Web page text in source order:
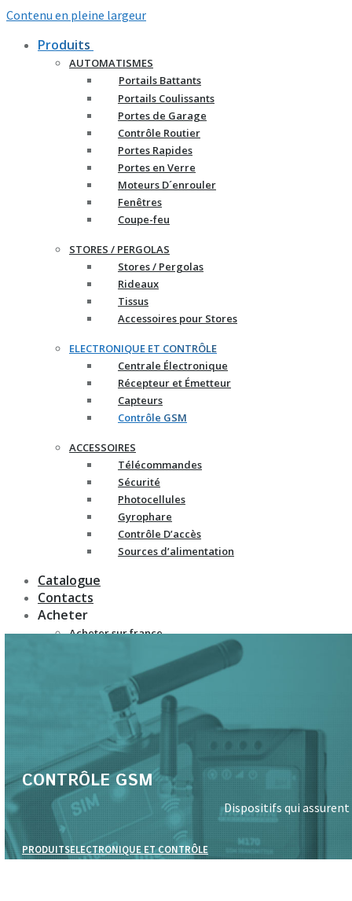
Contenu en pleine largeur
Produits
AUTOMATISMES
Portails Battants
Portails Coulissants
Portes de Garage
Contrôle Routier
Portes Rapides
Portes en Verre
Moteurs D´enrouler
Fenêtres
Coupe-feu
STORES / PERGOLAS
Stores / Pergolas
Rideaux
Tissus
Accessoires pour Stores
ELECTRONIQUE ET CONTRÔLE
Centrale Électronique
Récepteur et Émetteur
Capteurs
Contrôle GSM
ACCESSOIRES
Télécommandes
Sécurité
Photocellules
Gyrophare
Contrôle D’accès
Sources d’alimentation
Catalogue
Contacts
Acheter
Acheter sur france-
CONTRÔLE GSM
Dispositifs qui
PRODUITSELECTRONIQUE ET CONTRÔLE